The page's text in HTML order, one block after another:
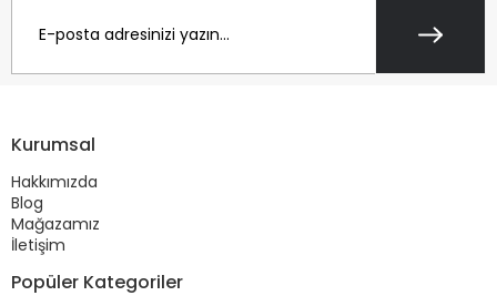
Kurumsal
Hakkımızda
Blog
Mağazamız
İletişim
Popüler Kategoriler